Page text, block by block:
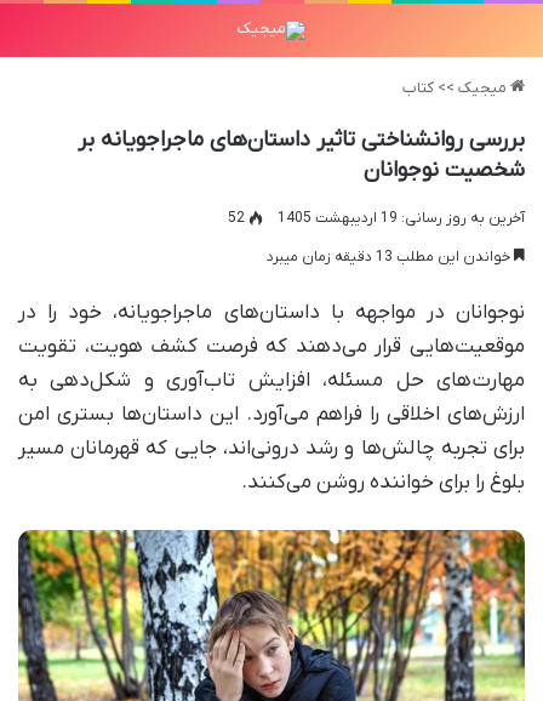
میجیک >> کتاب
بررسی روانشناختی تاثیر داستان‌های ماجراجویانه بر
شخصیت نوجوانان
آخرین به روز رسانی: 19 اردیبهشت 1405
52
خواندن این مطلب 13 دقیقه زمان میبرد
نوجوانان در مواجهه با داستان‌های ماجراجویانه، خود را در
موقعیت‌هایی قرار می‌دهند که فرصت کشف هویت، تقویت
مهارت‌های حل مسئله، افزایش تاب‌آوری و شکل‌دهی به
ارزش‌های اخلاقی را فراهم می‌آورد. این داستان‌ها بستری امن
برای تجربه چالش‌ها و رشد درونی‌اند، جایی که قهرمانان مسیر
بلوغ را برای خواننده روشن می‌کنند.